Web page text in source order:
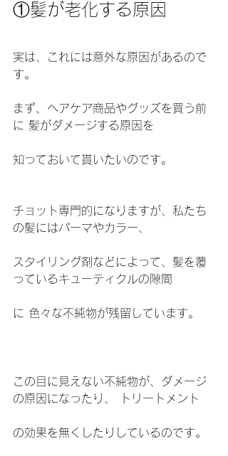
①髪が老化する原因
実は、これには意外な原因があるので
す。
まず、ヘアケア商品やグッズを買う前
に 髪がダメージする原因を
知っておいて貰いたいのです。
チョット専門的になりますが、私たち
の髪にはパーマやカラー、
スタイリング剤などによって、髪を覆
っているキューティクルの隙間
に 色々な不純物が残留しています。
この目に見えない不純物が、ダメージ
の原因になったり、 トリートメント
の効果を無くしたりしているのです。